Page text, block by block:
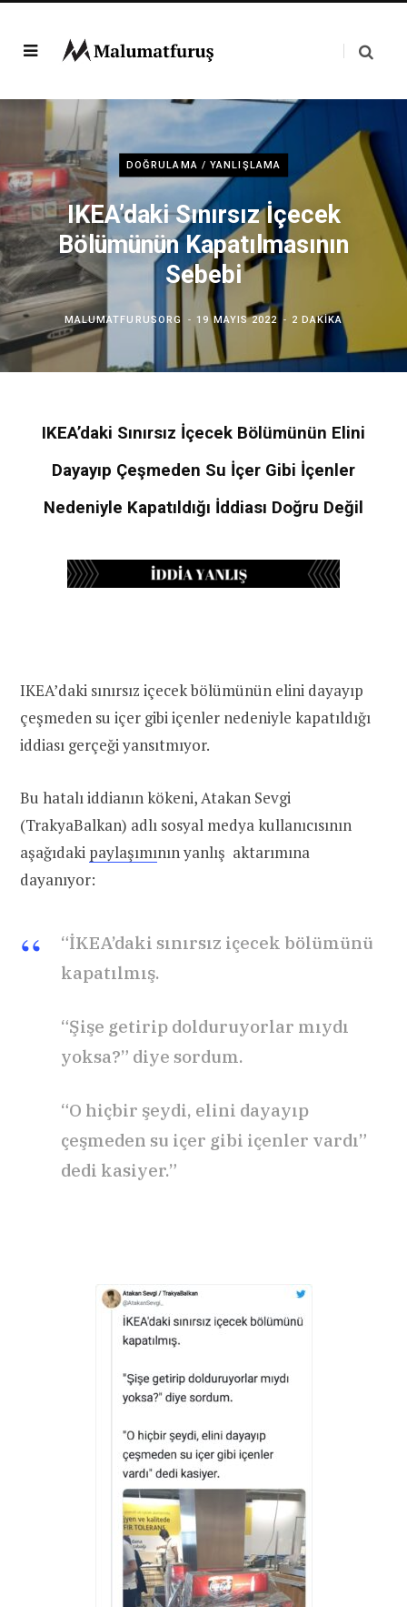
DOĞRULAMA / YANLIŞLAMA
IKEA’daki Sınırsız İçecek
Bölümünün Kapatılmasının
Sebebi
MALUMATFURUSORG 19 MAYIS 2022 2 DAKIKA
IKEA’daki Sınırsız İçecek Bölümünün Elini
Dayayıp Çeşmeden Su İçer Gibi İçenler
Nedeniyle Kapatıldığı İddiası Doğru Değil
IKEA’daki sınırsız içecek bölümünün elini dayayıp
çeşmeden su içer gibi içenler nedeniyle kapatıldığı
iddiası gerçeği yansıtmıyor.
Bu hatalı iddianın kökeni, Atakan Sevgi
(TrakyaBalkan) adlı sosyal medya kullanıcısının
aşağıdaki paylaşımının yanlış aktarımına
dayanıyor:
“İKEA’daki sınırsız içecek bölümünü
kapatılmış.
“Şişe getirip dolduruyorlar mıydı
yoksa?” diye sordum.
“O hiçbir şeydi, elini dayayıp
çeşmeden su içer gibi içenler vardı”
dedi kasiyer.”